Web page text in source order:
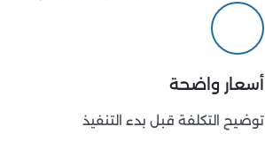
أسعار واضحة
توضيح التكلفة قبل بدء التنفيذ